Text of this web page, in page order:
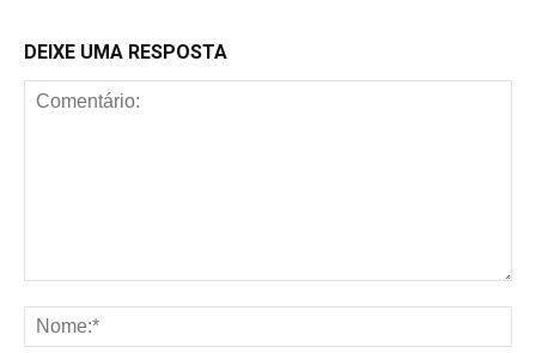
DEIXE UMA RESPOSTA